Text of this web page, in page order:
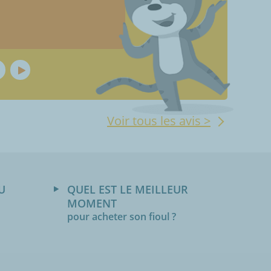
Voir tous les avis >
à une Remarque / question.
reclamation. Très correct,
QUEL EST LE MEILLEUR
MOMENT
pour acheter son fioul ?